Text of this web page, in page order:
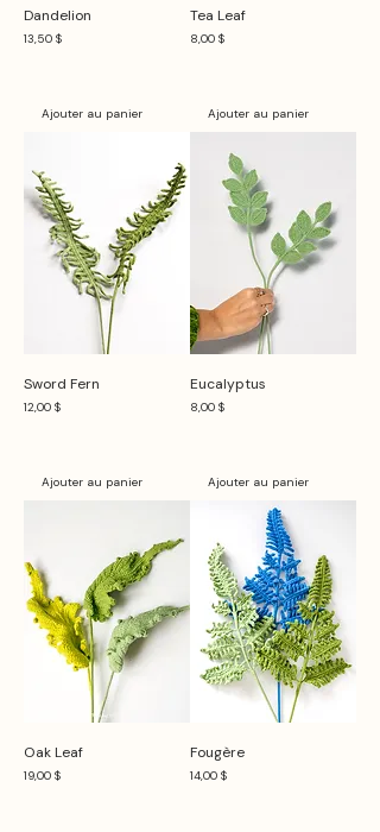
Dandelion
Prix
13,50 $
Ajouter au panier
Tea Leaf
Prix
8,00 $
Ajouter au panier
Sword Fern
Prix
12,00 $
Ajouter au panier
Eucalyptus
Prix
8,00 $
Ajouter au panier
Oak Leaf
Prix
19,00 $
Fougère
Prix
14,00 $